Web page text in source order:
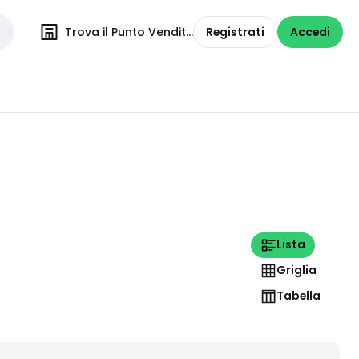
Trova il Punto Vendita Registrati Accedi
Lista
Griglia
Tabella